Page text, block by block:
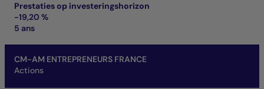
Prestaties op investeringshorizon
-19,20 %
5 ans
CM-AM ENTREPRENEURS FRANCE
Actions